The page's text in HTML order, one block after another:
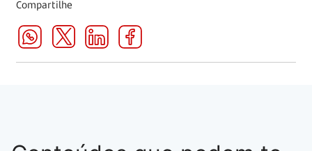
Compartilhe